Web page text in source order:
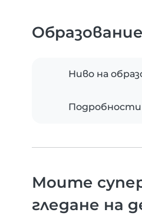
Ниво на
Подробности
Моите
гледане на